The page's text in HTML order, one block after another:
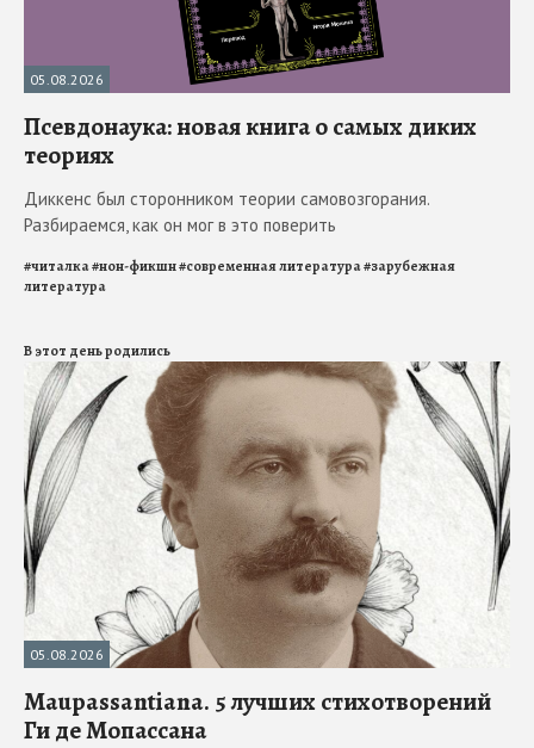
05.08.2026
Псевдонаука: новая книга о самых диких
теориях
Диккенс был сторонником теории самовозгорания.
Разбираемся, как он мог в это поверить
#читалка#нон-фикшн#современная литература#зарубежная
литература
В этот день родились
05.08.2026
Maupassantiana. 5 лучших стихотворений
Ги де Мопассана